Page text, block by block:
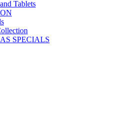
Tablets
SPECIALS